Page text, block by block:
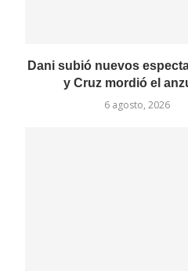
Dani subió nuevos
y Cruz mordió el
6 agosto, 2026